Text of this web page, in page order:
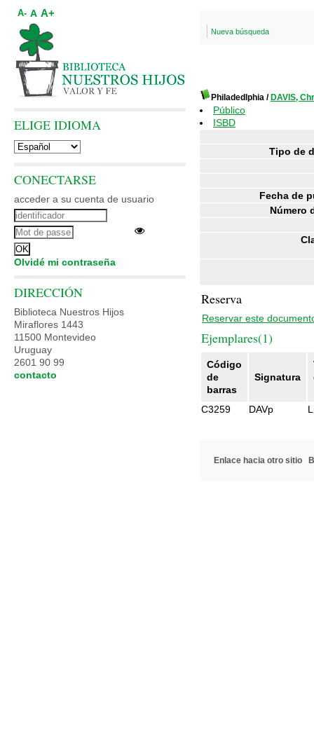
Nueva búsqueda
Philadedlphia / DAVIS,
Público
ISBD
Tipo de
Fecha de
Número
Reserva
Reservar este
Ejemplares(1)
Código
de
barras
Signatura
C3259
DAVp
Enlace hacia otro sitio
A- A A+
ELIGE IDIOMA
CONECTARSE
acceder a su cuenta de usuario
Olvidé mi contraseña
DIRECCIÓN
Biblioteca Nuestros Hijos
Miraflores 1443
11500 Montevideo
Uruguay
2601 90 99
contacto